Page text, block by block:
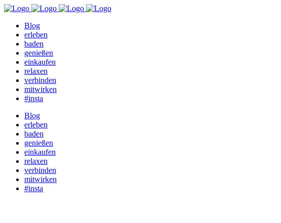
Blog
erleben
baden
genießen
einkaufen
relaxen
verbinden
mitwirken
#insta
Blog
erleben
baden
genießen
einkaufen
relaxen
verbinden
mitwirken
#insta